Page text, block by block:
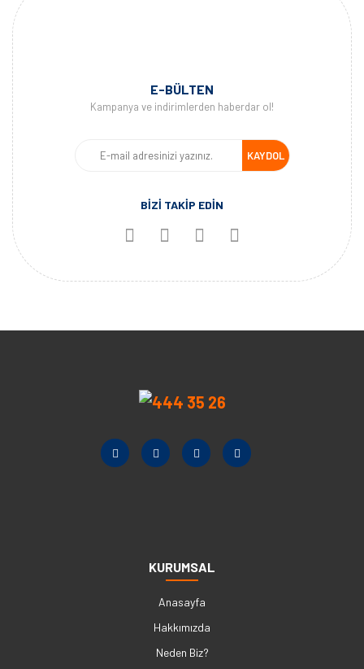
E-BÜLTEN
Kampanya ve indirimlerden haberdar ol!
KAYDOL
BİZİ TAKİP EDİN
KURUMSAL
Anasayfa
Hakkımızda
Neden Biz?